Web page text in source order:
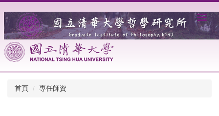
到
主
要
內
容
首頁 專任師資